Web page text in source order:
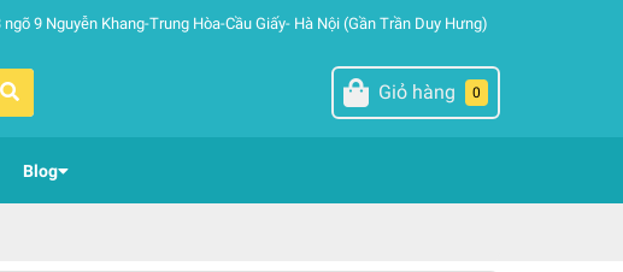
ngõ 9 Nguyễn Khang-Trung Hòa-Cầu Giấy- Hà Nội (Gần Trần Duy Hưng)
Giỏ hàng 0
Blog